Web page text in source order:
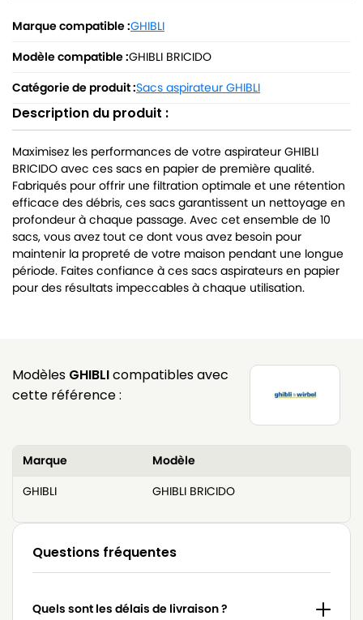
Marque compatible :GHIBLI
Modèle compatible :GHIBLI BRICIDO
Catégorie de produit :Sacs aspirateur GHIBLI
Description du produit :
Maximisez les performances de votre aspirateur GHIBLI
BRICIDO avec ces sacs en papier de première qualité.
Fabriqués pour offrir une filtration optimale et une rétention
efficace des débris, ces sacs garantissent un nettoyage en
profondeur à chaque passage. Avec cet ensemble de 10
sacs, vous avez tout ce dont vous avez besoin pour
maintenir la propreté de votre maison pendant une longue
période. Faites confiance à ces sacs aspirateurs en papier
pour des résultats impeccables à chaque utilisation.
Modèles GHIBLIcompatibles avec
cette référence :
Marque
Modèle
GHIBLI
GHIBLI BRICIDO
Questions fréquentes
Quels sont les délais de livraison ?